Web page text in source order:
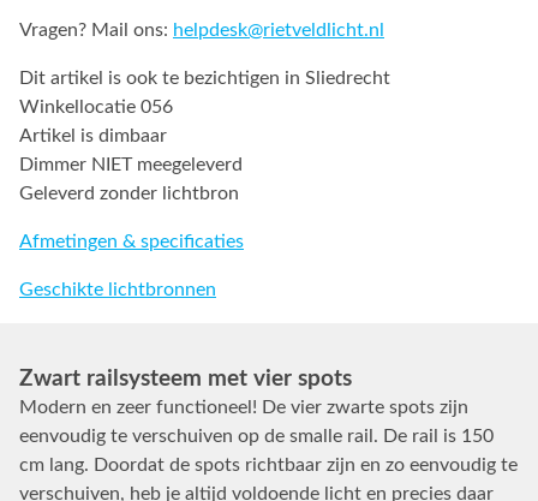
Vragen? Mail ons: helpdesk@rietveldlicht.nl
Dit artikel is ook te bezichtigen in Sliedrecht
Winkellocatie 056
Artikel is dimbaar
Dimmer NIET meegeleverd
Geleverd zonder lichtbron
Afmetingen & specificaties
Geschikte lichtbronnen
Zwart railsysteem met vier spots
Modern en zeer functioneel! De vier zwarte spots zijn
eenvoudig te verschuiven op de smalle rail. De rail is 150
cm lang. Doordat de spots richtbaar zijn en zo eenvoudig te
verschuiven, heb je altijd voldoende licht en precies daar